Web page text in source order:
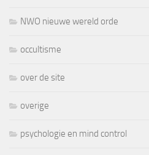
NWO nieuwe wereld orde
occultisme
over de site
overige
psychologie en mind control